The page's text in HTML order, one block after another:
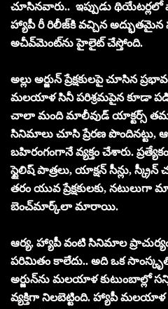
చూసినవారు.. ఇప్పుడు
హ్యాపీ రీ రిలీజ్‌కి వచ్చిన అద్భుతమైన
అచీవ్‌మెంట్‌ను హైలైట్ చేస్తోంది.
అల్లు అర్జున్ ప్రేక్ష‌కుల‌పై చూసిన
మ‌ల‌యాళ సినీ ప‌రిశ్ర‌మ‌పైన కూడా
చాలా మంది మాలీవుడ్ యాక్ట‌ర్స్‌ తమ
సినిమాలు చూసి ప్రేరణ
బహిరంగంగానే వ్యక్తం చేశారు.
స్టైలిష్ పాత్రలు, యాక్షన్ సీన్లు,
తరం యువ ప్రేక్షకులకు,
బెంచ్‌మార్క్‌లా మారాయి.
ఆర్య, హ్యాపీ వంటి సినిమాల ప్రాచుర్యం
పరిమితం కాలేదు.. అది ఒక
అర్జున్‌ను మలయాళ కుటుంబాల్లో
వ్యక్తిగా నిలబెట్టింది. హ్యాపీ